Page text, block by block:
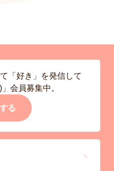
「好き」を発信して
会員募集中。
る